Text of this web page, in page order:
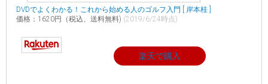
DVDでよくわかる！これから始める人のゴルフ入門 [ 岸本桂 ]
価格：1620円（税込、送料無料) (2019/6/24時点)
楽天で購入